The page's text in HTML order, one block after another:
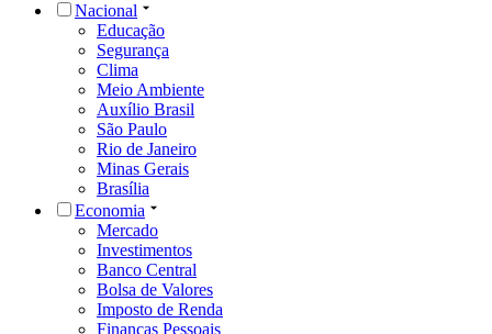
Nacional
Educação
Segurança
Clima
Meio Ambiente
Auxílio Brasil
São Paulo
Rio de Janeiro
Minas Gerais
Brasília
Economia
Mercado
Investimentos
Banco Central
Bolsa de Valores
Imposto de Renda
Finanças Pessoais